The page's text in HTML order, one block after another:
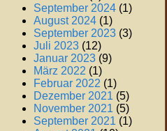
September 2024 (1)
August 2024 (1)
September 2023 (3)
Juli 2023 (12)
Januar 2023 (9)
März 2022 (1)
Februar 2022 (1)
Dezember 2021 (5)
November 2021 (5)
September 2021 (1)